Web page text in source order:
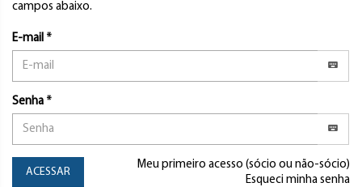
campos abaixo.
E-mail *
Senha *
ACESSAR
Meu primeiro acesso (sócio ou não-sócio)
Esqueci minha senha